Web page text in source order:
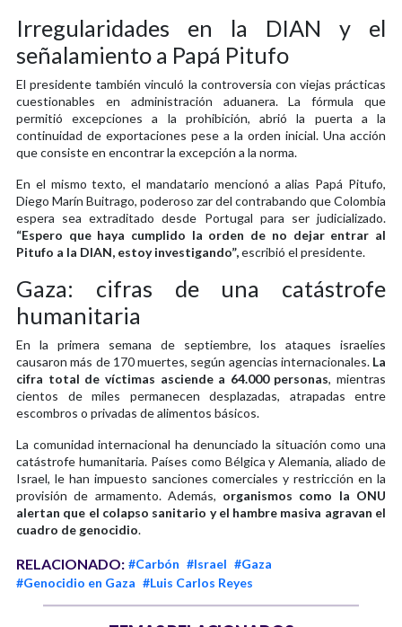
Irregularidades en la DIAN y el
señalamiento a Papá Pitufo
El presidente también vinculó la controversia con viejas prácticas
cuestionables en administración aduanera. La fórmula que
permitió excepciones a la prohibición, abrió la puerta a la
continuidad de exportaciones pese a la orden inicial. Una acción
que consiste en encontrar la excepción a la norma.
En el mismo texto, el mandatario mencionó a alias Papá Pitufo,
Diego Marín Buitrago, poderoso zar del contrabando que Colombia
espera sea extraditado desde Portugal para ser judicializado.
“Espero que haya cumplido la orden de no dejar entrar al
Pitufo a la DIAN, estoy investigando”,escribió el presidente.
Gaza: cifras de una catástrofe
humanitaria
En la primera semana de septiembre, los ataques israelíes
causaron más de 170 muertes, según agencias internacionales. La
cifra total de víctimas asciende a 64.000 personas, mientras
cientos de miles permanecen desplazadas, atrapadas entre
escombros o privadas de alimentos básicos.
La comunidad internacional ha denunciado la situación como una
catástrofe humanitaria. Países como Bélgica y Alemania, aliado de
Israel, le han impuesto sanciones comerciales y restricción en la
provisión de armamento. Además, organismos como la ONU
alertan que el colapso sanitario y el hambre masiva agravan el
cuadro de genocidio.
RELACIONADO: #Carbón #Israel #Gaza
#Genocidio en Gaza #Luis Carlos Reyes